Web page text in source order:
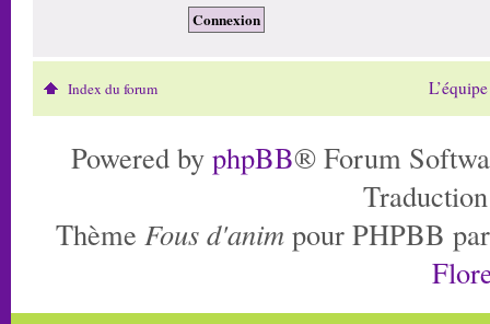
Index du forum
Powered by phpBB® Forum
Thème Fous d'anim pour PHPBB